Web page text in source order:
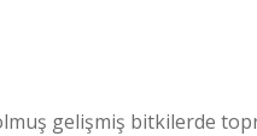
gelişmiş bitkilerde